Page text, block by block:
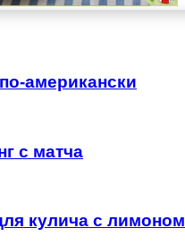
американски
с матча
кулича с лимоном